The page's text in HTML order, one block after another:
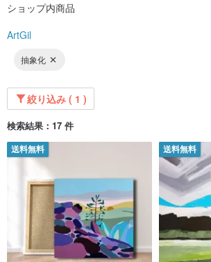
ショップ内商品
ArtGil
抽象化
絞り込み ( 1 )
検索結果：17 件
送料無料 送料無料